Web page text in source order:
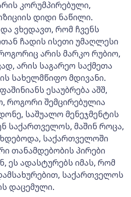
კორუმპირებული,
დიდი ნაწილი.
ვხედავთ, რომ ჩვენს
ჩადის ისეთი უმაღლესი
არის მარკო რუბიო,
არის საგარეო საქმეთა
სახელმწიფო მდივანი.
ესაუბრება აშშ,
როგორი შემცირებულია
საშუალო მენეჯმენტის
საქართველოს, მაშინ როცა,
საქართველოში
თანამდებობის პირები
ეს ადასტურებს იმას, რომ
საქართველოს
დაცემული.